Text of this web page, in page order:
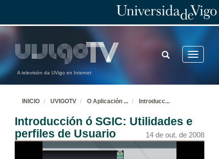
A televisión da UVigo en Internet
Toggle
TOGGLE
SEARCH
INICIO UVIGOTV O Aplicación ... Introducc...
Introducción ó SGIC: Utilidades e
perfiles de Usuario
14 de out. de 2008